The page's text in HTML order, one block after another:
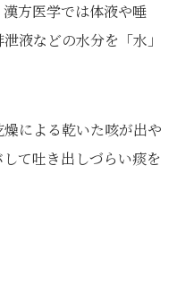
方医学では体液や唾
液などの水分を「水」
による乾いた咳が出や
て吐き出しづらい痰を